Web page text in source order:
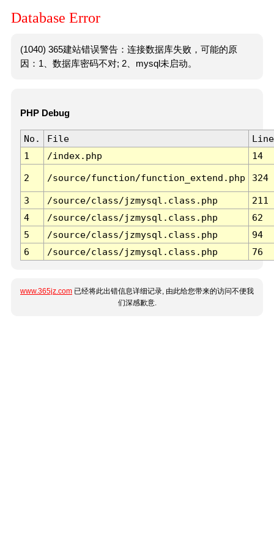
Database Error
(1040) 365建站错误警告：连接数据库失败，可能的原
因：1、数据库密码不对; 2、mysql未启动。
PHP Debug
No. File
Line
1
/index.php 14
2 /source/function/function_extend.php 324
3 /source/class/jzmysql.class.php
211
4
/source/class/jzmysql.class.php
62
5
/source/class/jzmysql.class.php
94
6
/source/class/jzmysql.class.php 76
www.365jz.com 已经将此出错信息详细记录, 由此给您带来的访问不便我
们深感歉意.